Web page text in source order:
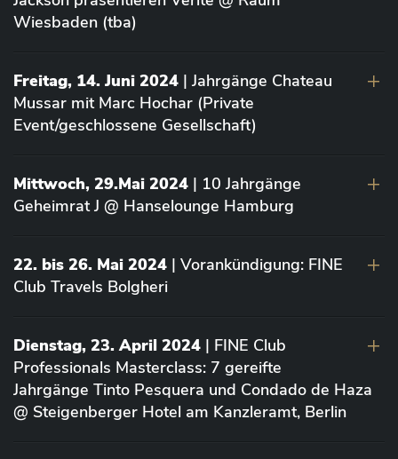
Wiesbaden (tba)
Freitag, 14. Juni 2024 | Jahrgänge Chateau
Mussar mit Marc Hochar (Private
Event/geschlossene Gesellschaft)
Mittwoch, 29.Mai 2024 | 10 Jahrgänge
Geheimrat J @ Hanselounge Hamburg
22. bis 26. Mai 2024 | Vorankündigung: FINE
Club Travels Bolgheri
Dienstag, 23. April 2024 | FINE Club
Professionals Masterclass: 7 gereifte
Jahrgänge Tinto Pesquera und Condado de Haza
@ Steigenberger Hotel am Kanzleramt, Berlin